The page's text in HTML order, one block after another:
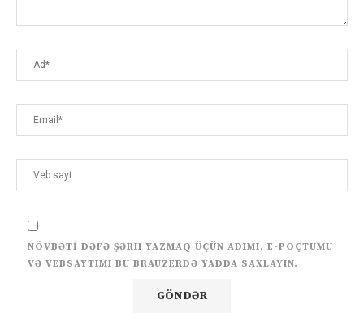
NÖVBƏTI DƏFƏ ŞƏRH YAZMAQ ÜÇÜN ADIMI, E-POÇTUMU
VƏ VEBSAYTIMI BU BRAUZERDƏ YADDA SAXLAYIN.